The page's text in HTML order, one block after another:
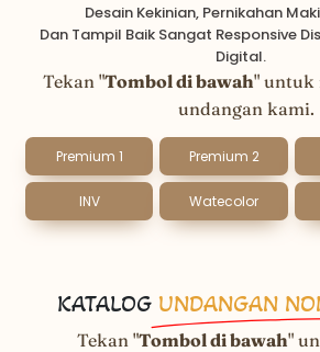
Desain Kekinian, Pernikahan
Dan Tampil Baik Sangat Responsive
Digital.
Tekan "Tombol di bawah" untuk
undangan kami.
Premium 1 Premium 2
INV Watecolor
KATALOG UNDANGAN
Tekan "Tombol di bawah"